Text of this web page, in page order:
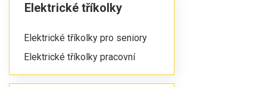
Elektrické tříkolky
Elektrické tříkolky pro seniory
Elektrické tříkolky pracovní